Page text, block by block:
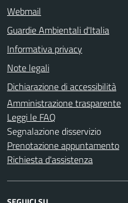
Webmail
Guardie Ambientali d'Italia
Informativa privacy
Note legali
Dichiarazione di accessibilità
Amministrazione trasparente
Leggi le FAQ
Segnalazione disservizio
Prenotazione appuntamento
Richiesta d'assistenza